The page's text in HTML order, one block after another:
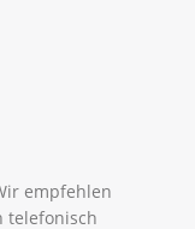
empfehlen
telefonisch